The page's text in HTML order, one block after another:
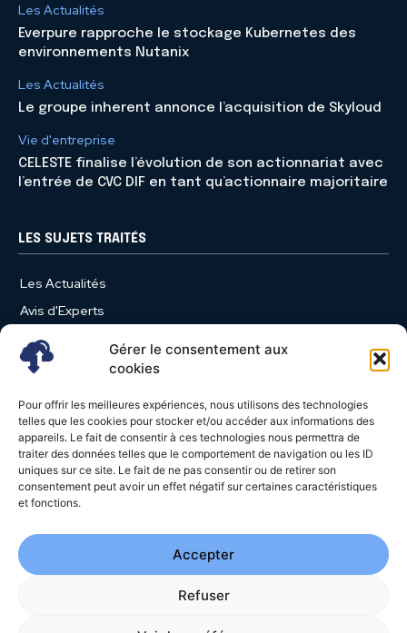
Gérer le consentement aux
cookies
Pour offrir les meilleures expériences, nous utilisons des technologies
telles que les cookies pour stocker et/ou accéder aux informations des
appareils. Le fait de consentir à ces technologies nous permettra de
traiter des données telles que le comportement de navigation ou les ID
uniques sur ce site. Le fait de ne pas consentir ou de retirer son
consentement peut avoir un effet négatif sur certaines caractéristiques
et fonctions.
Accepter
Refuser
Les Actualités
Everpure rapproche le stockage Kubernetes des
environnements Nutanix
Les Actualités
Le groupe inherent annonce l’acquisition de Skyloud
Vie d'entreprise
CELESTE finalise l’évolution de son actionnariat avec
l’entrée de CVC DIF en tant qu’actionnaire majoritaire
LES SUJETS TRAITÉS
Les Actualités
Avis d'Experts
Produits et Services
Vie d'entreprise
Nominations
Études
Évènements
Video News